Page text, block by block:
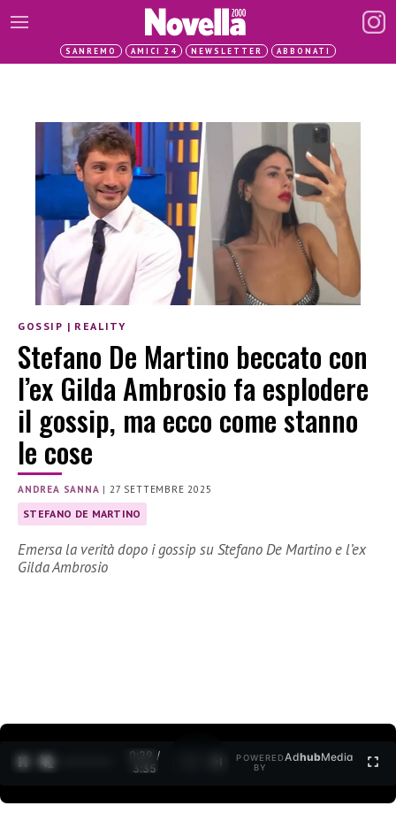
SANREMO AMICI 24 NEWSLETTER ABBONATI
GOSSIP | REALITY
Stefano De Martino beccato con
l’ex Gilda Ambrosio fa esplodere
il gossip, ma ecco come stanno
le cose
ANDREA SANNA |27 SETTEMBRE 2025
STEFANO DE MARTINO
Emersa la verità dopo i gossip su Stefano De Martino e l’ex
Gilda Ambrosio
0:30 /
3:35
POWERED
BY
AdhubMedia